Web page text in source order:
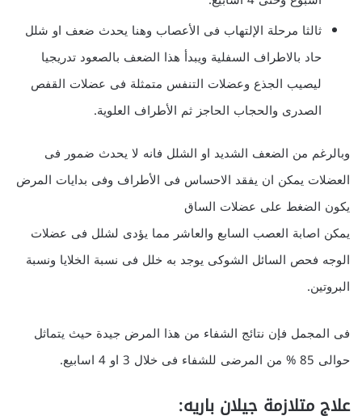
ثالثا مرحلة الإلتهاب فى الأعصاب وهنا يحدث ضعف او شلل
حاد بالاطراف السفلية ويبدأ هذا الضعف بالصعود تدريجيا
ليصيب الجذع وعضلات التنفس متمثلة فى عضلات القفص
الصدرى والحجاب الحاجز ثم الأطراف العلوية.
وبالرغم من الضعف الشديد او الشلل فانه لا يحدث ضمور فى
العضلات يمكن ان يفقد الاحساس فى الأطراف وفى بدايات المرض
يكون الضغط على عضلات الساق
يمكن اصابة العصب السابع والعاشر مما يؤدى لشلل فى عضلات
الوجه فحص السائل الشوكى يوجد به خلل فى نسبة الخلايا ونسبة
البروتين.
فى المجمل فإن نتائج الشفاء من هذا المرض جيدة حيث يتماثل
حوالى 85 % من المرضى للشفاء فى خلال 3 او 4 اسابيع.
علاج متلازمة جيلان باريه: